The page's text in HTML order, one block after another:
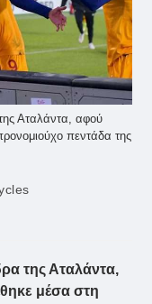
Αταλάντα, αφού
πεντάδα της
της Αταλάντα,
μέσα στη